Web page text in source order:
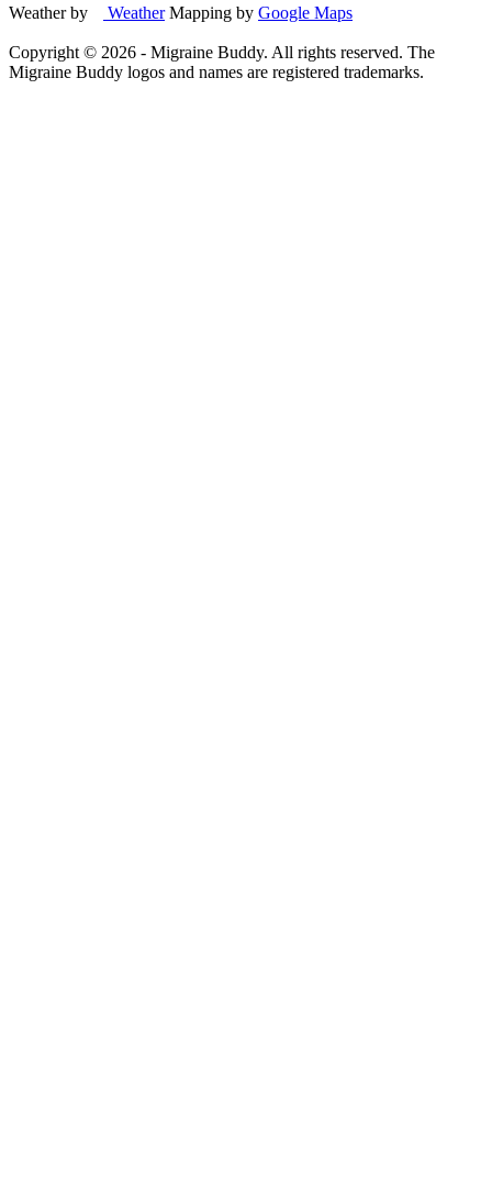
Weather by
WeatherMapping by Google Maps
Copyright © 2026 - Migraine Buddy. All rights reserved. The
Migraine Buddy logos and names are registered trademarks.